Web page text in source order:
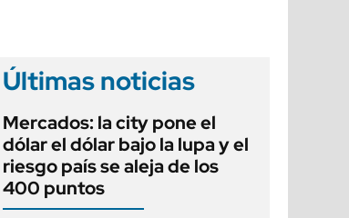
39 segundos
Últimas noticias
Mercados: la city pone el
dólar el dólar bajo la lupa y el
riesgo país se aleja de los
400 puntos